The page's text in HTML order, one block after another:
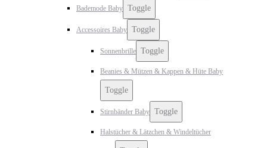
Bademode Baby Toggle
Accessoires Baby Toggle
Sonnenbrille Toggle
Beanies & Mützen & Kappen & Hüte Baby
Toggle
Stirnbänder Baby Toggle
Halstücher & Lätzchen & Windeltücher